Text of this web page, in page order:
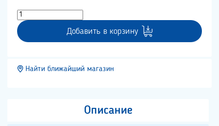
Добавить в корзину
Найти ближайший магазин
Описание